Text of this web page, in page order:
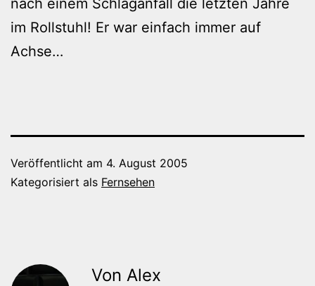
im Rollstuhl! Er war einfach immer auf
Achse…
Veröffentlicht am 4. August 2005
Kategorisiert als Fernsehen
Von Alex